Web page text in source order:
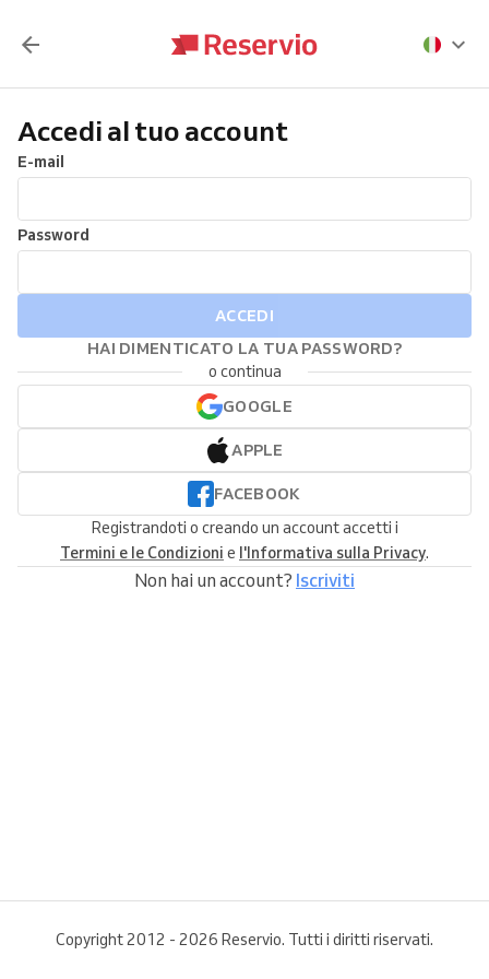
Accedi al tuo account
E-mail
Password
ACCEDI
HAI DIMENTICATO LA TUA PASSWORD?
o continua
GOOGLE
APPLE
FACEBOOK
Registrandoti o creando un account accetti i
Termini e le Condizioni e l'Informativa sulla Privacy.
Non hai un account? Iscriviti
Copyright 2012 - 2026 Reservio. Tutti i diritti riservati.